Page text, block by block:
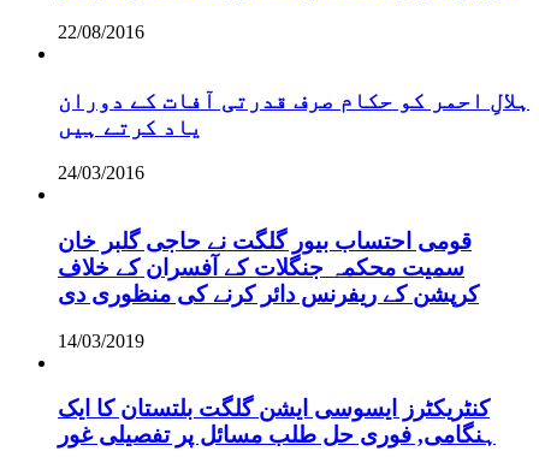
22/08/2016
ہلالِ احمر کو حکام صرف قدرتی آفات کے دوران
یاد کرتے ہیں
24/03/2016
قومی احتساب بیور گلگت نے حاجی گلبر خان
سمیت محکمہ جنگلات کے آفسران کے خلاف
کرپشن کے ریفرنس دائر کرنے کی منظوری دی
14/03/2019
کنٹریکٹرز ایسوسی ایشن گلگت بلتستان کا ایک
ہنگامی, فوری حل طلب مسائل پر تفصیلی غور